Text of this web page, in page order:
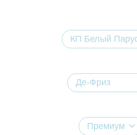
КП Белый
Де-Фриз
Премиум